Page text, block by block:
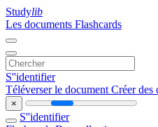
Studylib
Les documents Flashcards
S''identifier
Téléverser le document Créer des
×
S''identifier